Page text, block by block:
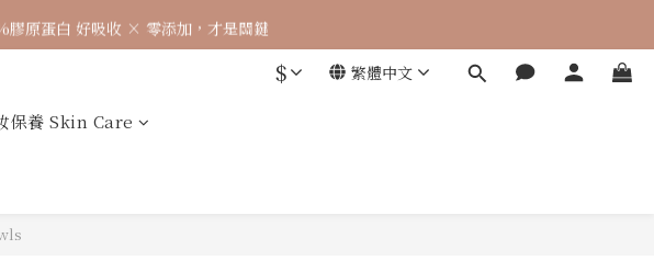
追加出貨中
原蛋白 好吸收 × 零添加，才是關鍵
追加出貨中
$ 繁體中文
保養 Skin Care